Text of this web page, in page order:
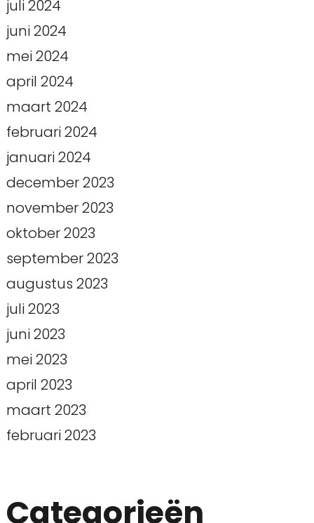
juli 2024
juni 2024
mei 2024
april 2024
maart 2024
februari 2024
januari 2024
december 2023
november 2023
oktober 2023
september 2023
augustus 2023
juli 2023
juni 2023
mei 2023
april 2023
maart 2023
februari 2023
Categorieën